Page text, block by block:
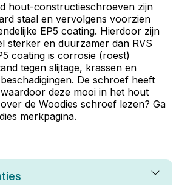
hout-constructieschroeven zijn
staal en vervolgens voorzien
EP5 coating. Hierdoor zijn
sterker en duurzamer dan RVS
coating is corrosie (roest)
tegen slijtage, krassen en
De schroef heeft
deze mooi in het hout
de Woodies schroef lezen? Ga
merkpagina.